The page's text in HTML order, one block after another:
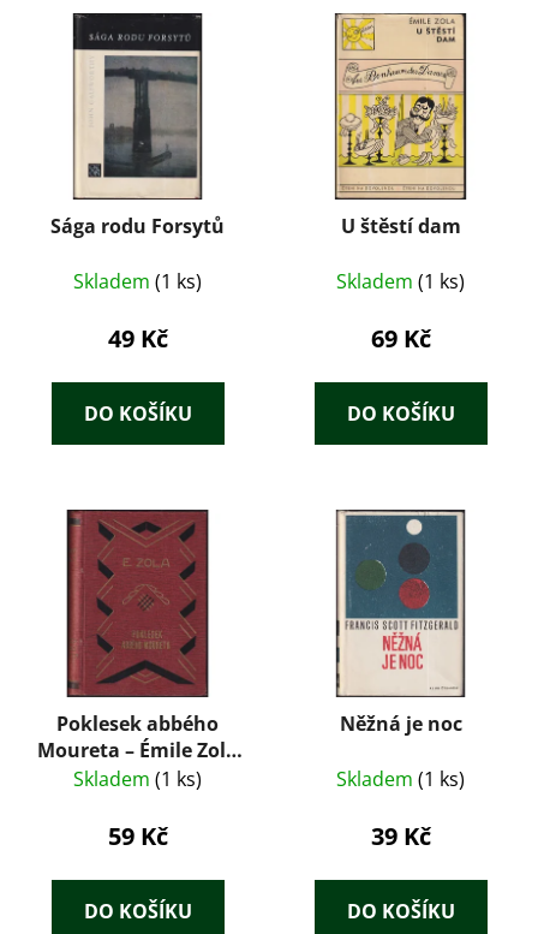
Sága rodu Forsytů
Skladem (1 ks)
49 Kč
DO KOŠÍKU
U štěstí dam
Skladem (1 ks)
69 Kč
DO KOŠÍKU
Poklesek abbého
Moureta – Émile Zola
(1923)
Skladem (1 ks)
59 Kč
DO KOŠÍKU
Něžná je noc
Skladem (1 ks)
39 Kč
DO KOŠÍKU